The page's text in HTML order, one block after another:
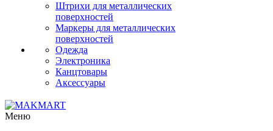
Штрихи для металлических
поверхностей
Маркеры для металлических
поверхностей
Одежда
Электроника
Канцтовары
Аксессуары
Меню